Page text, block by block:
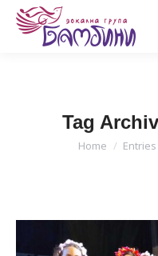
Tag
You are here:
Home